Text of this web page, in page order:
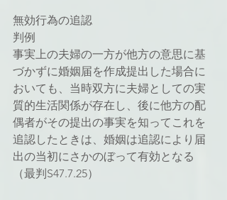
無効行為の追認
判例
事実上の夫婦の一方が他方の意思に基
づかずに婚姻届を作成提出した場合に
おいても、当時双方に夫婦としての実
質的生活関係が存在し、後に他方の配
偶者がその提出の事実を知ってこれを
追認したときは、婚姻は追認により届
出の当初にさかのぼって有効となる
（最判S47.7.25）